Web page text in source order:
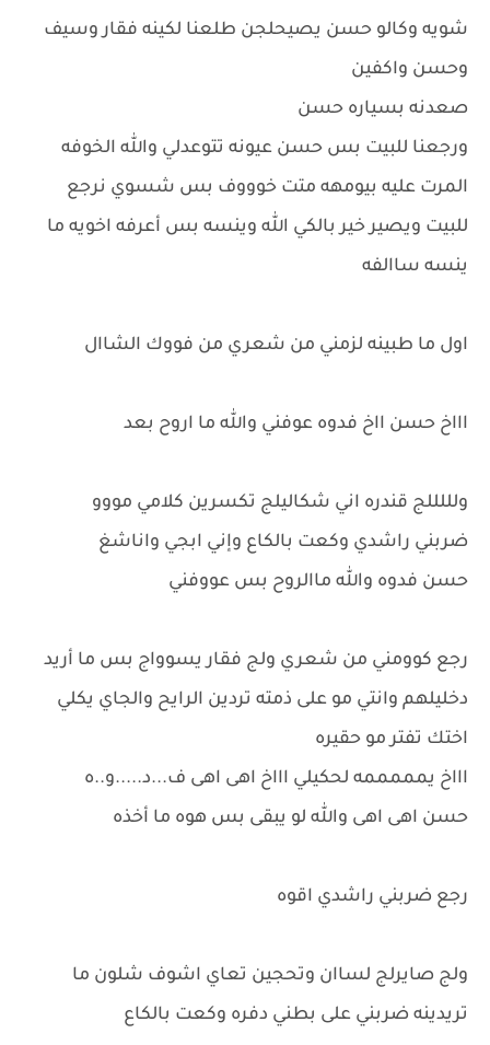
شويه وكالو حسن يصيحلجن طلعنا لكينه فقار وسيف
وحسن واكفين
صعدنه بسياره حسن
ورجعنا للبيت بس حسن عيونه تتوعدلي والله الخوفه
المرت عليه بيومهه متت خوووف بس شسوي نرجع
للبيت ويصير خير بالكي الله وينسه بس أعرفه اخويه ما
ينسه ساالفه
اول ما طبينه لزمني من شعري من فووك الشاال
اااخ حسن ااخ فدوه عوفني والله ما اروح بعد
ولللللج قندره اني شكاليلج تكسرين كلامي مووو
ضربني راشدي وكعت بالكاع وإني ابجي واناشغ
حسن فدوه والله ماالروح بس عووفني
رجع كوومني من شعري ولج فقار يسوواج بس ما أريد
دخليلهم وانتي مو على ذمته تردين الرايح والجاي يكلي
اختك تفتر مو حقيره
اااخ يمممممه لحكيلي اااخ اهى اهى ف...د.....و..ه
حسن اهى اهى والله لو يبقى بس هوه ما أخذه
رجع ضربني راشدي اقوه
ولج صايرلج لساان وتحجين تعاي اشوف شلون ما
تريدينه ضربني على بطني دفره وكعت بالكاع